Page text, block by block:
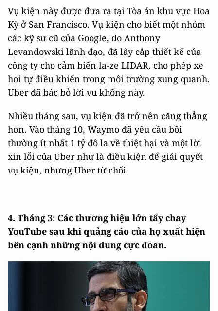
Vụ kiện này được đưa ra tại Tòa án khu vực Hoa
Kỳ ở San Francisco. Vụ kiện cho biết một nhóm
các kỹ sư cũ của Google, do Anthony
Levandowski lãnh đạo, đã lấy cắp thiết kế của
công ty cho cảm biến la-ze LIDAR, cho phép xe
hơi tự điều khiển trong môi trường xung quanh.
Uber đã bác bỏ lời vu khống này.
Nhiều tháng sau, vụ kiện đã trở nên căng thẳng
hơn. Vào tháng 10, Waymo đã yêu cầu bồi
thường ít nhất 1 tỷ đô la về thiệt hại và một lời
xin lỗi của Uber như là điều kiện để giải quyết
vụ kiện, nhưng Uber từ chối.
4. Tháng 3: Các thương hiệu lớn tẩy chay
YouTube sau khi quảng cáo của họ xuất hiện
bên cạnh những nội dung cực đoan.